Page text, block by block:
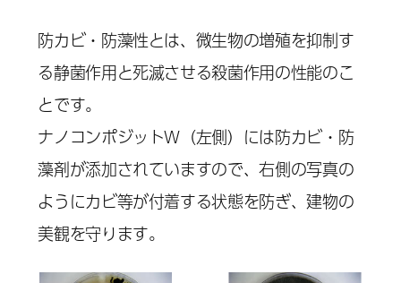
防カビ・防藻性とは、微生物の増殖を抑制す
る静菌作用と死滅させる殺菌作用の性能のこ
とです。
ナノコンポジットＷ（左側）には防カビ・防
藻剤が添加されていますので、右側の写真の
ようにカビ等が付着する状態を防ぎ、建物の
美観を守ります。